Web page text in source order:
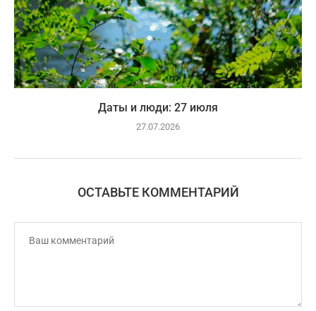
Даты и люди: 27 июля
27.07.2026
ОСТАВЬТЕ КОММЕНТАРИЙ